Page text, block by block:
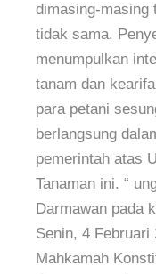
dimasing-masing
tidak sama.
menumpulkan
tanam dan
para petani
berlangsung
pemerintah atas
Tanaman ini. “
Darmawan pada
Senin, 4 Februari
Mahkamah